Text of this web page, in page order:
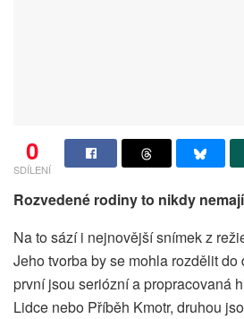
0
SDÍLENÍ
Rozvedené rodiny to nikdy
Na to sází i nejnovější snímek z
Jeho tvorba by se mohla rozdělit do
první jsou seriózní a propracovaná
Lidce nebo Příběh Kmotr, druhou